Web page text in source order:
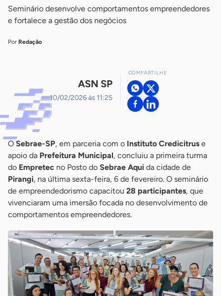
Seminário desenvolve comportamentos empreendedores
e fortalece a gestão dos negócios
Por Redação
ASN SP
10/02/2026 às 11:25
COMPARTILHE
O Sebrae-SP, em parceria com o Instituto Credicitrus e
apoio da Prefeitura Municipal, concluiu a primeira turma
do Empretec no Posto do Sebrae Aqui da cidade de
Pirangi, na última sexta-feira, 6 de fevereiro. O seminário
de empreendedorismo capacitou 28 participantes, que
vivenciaram uma imersão focada no desenvolvimento de
comportamentos empreendedores.